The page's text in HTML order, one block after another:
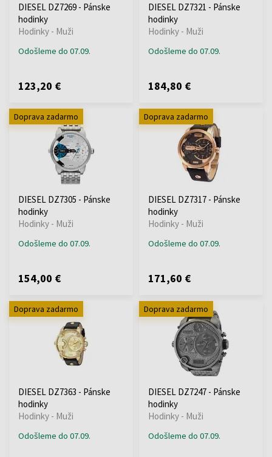
DIESEL DZ7269 - Pánske
hodinky
Hodinky - Muži
Odošleme do 07.09.
123,20 €
DIESEL DZ7321 - Pánske
hodinky
Hodinky - Muži
Odošleme do 07.09.
184,80 €
Doprava zadarmo
DIESEL DZ7305 - Pánske
hodinky
Hodinky - Muži
Odošleme do 07.09.
154,00 €
Doprava zadarmo
DIESEL DZ7317 - Pánske
hodinky
Hodinky - Muži
Odošleme do 07.09.
171,60 €
Doprava zadarmo
DIESEL DZ7363 - Pánske
hodinky
Hodinky - Muži
Odošleme do 07.09.
Doprava zadarmo
DIESEL DZ7247 - Pánske
hodinky
Hodinky - Muži
Odošleme do 07.09.